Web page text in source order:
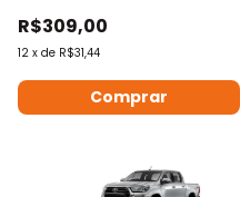
R$309,00
12 x de R$31,44
Comprar